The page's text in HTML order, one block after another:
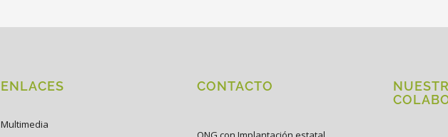
ENLACES
Multimedia
CONTACTO